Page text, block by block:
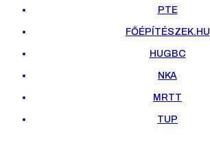
PTE
FŐÉPÍTÉSZEK.HU
HUGBC
NKA
MRTT
TUP